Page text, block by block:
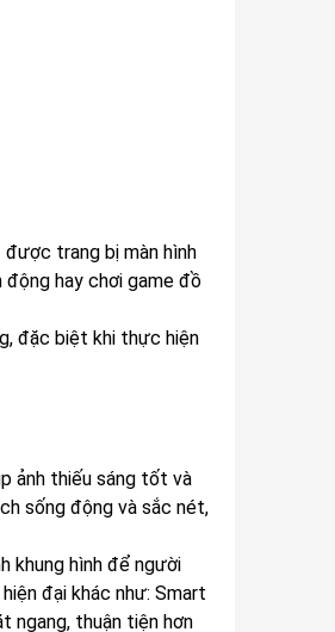
trang bị màn hình
động hay chơi game đồ
đặc biệt khi thực hiện
ảnh thiếu sáng tốt và
sống động và sắc nét,
khung hình để người
đại khác như: Smart
ngang, thuận tiện hơn